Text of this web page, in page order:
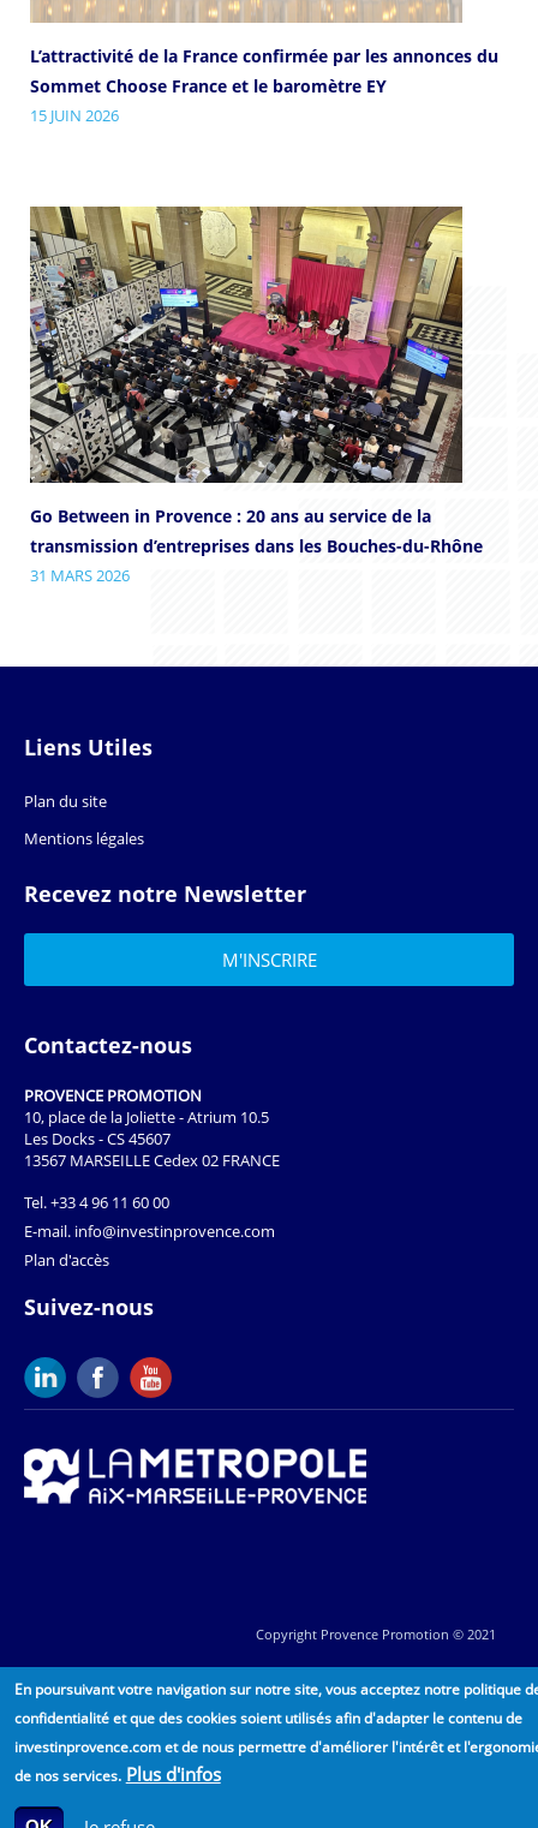
L’attractivité de la France confirmée par les annonces du
Sommet Choose France et le baromètre EY
15 JUIN 2026
Go Between in Provence : 20 ans au service de la
transmission d’entreprises dans les Bouches-du-Rhône
31 MARS 2026
Liens Utiles
Plan du site
Mentions légales
Recevez notre Newsletter
Contactez-nous
PROVENCE PROMOTION
10, place de la Joliette - Atrium 10.5
Les Docks - CS 45607
13567 MARSEILLE Cedex 02 FRANCE
Tel.+33 4 96 11 60 00
E-mail. info@investinprovence.com
Plan d'accès
Suivez-nous
Copyright Provence Promotion © 2021
En poursuivant votre navigation sur notre site, vous acceptez notre politique
confidentialité et que des cookies soient utilisés afin d'adapter le contenu de
investinprovence.com et de nous permettre d'améliorer l'intérêt et
de nos services. Plus d'infos